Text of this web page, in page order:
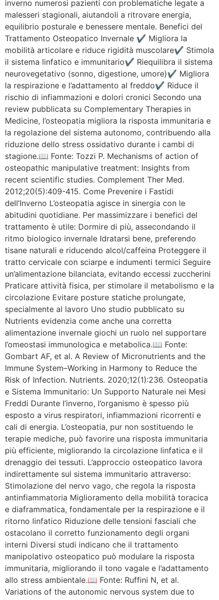
inverno numerosi pazienti con problematiche legate a
malesseri stagionali, aiutandoli a ritrovare energia,
equilibrio posturale e benessere mentale. Benefici del
Trattamento Osteopatico Invernale ✔ Migliora la
mobilità articolare e riduce rigidità muscolare✔ Stimola
il sistema linfatico e immunitario✔ Riequilibra il sistema
neurovegetativo (sonno, digestione, umore)✔ Migliora
la respirazione e l’adattamento al freddo✔ Riduce il
rischio di infiammazioni e dolori cronici Secondo una
review pubblicata su Complementary Therapies in
Medicine, l’osteopatia migliora la risposta immunitaria e
la regolazione del sistema autonomo, contribuendo alla
riduzione dello stress ossidativo durante i cambi di
stagione.📖 Fonte: Tozzi P. Mechanisms of action of
osteopathic manipulative treatment: Insights from
recent scientific studies. Complement Ther Med.
2012;20(5):409-415. Come Prevenire i Fastidi
dell’Inverno L’osteopatia agisce in sinergia con le
abitudini quotidiane. Per massimizzare i benefici del
trattamento è utile: Dormire di più, assecondando il
ritmo biologico invernale Idratarsi bene, preferendo
tisane naturali e riducendo alcol/caffeina Proteggere il
tratto cervicale con sciarpe e indumenti termici Seguire
un’alimentazione bilanciata, evitando eccessi zuccherini
Praticare attività fisica, per stimolare il metabolismo e la
circolazione Evitare posture statiche prolungate,
specialmente al lavoro Uno studio pubblicato su
Nutrients evidenzia come anche una corretta
alimentazione invernale giochi un ruolo nel supportare
l’omeostasi immunologica e metabolica.📖 Fonte:
Gombart AF, et al. A Review of Micronutrients and the
Immune System–Working in Harmony to Reduce the
Risk of Infection. Nutrients. 2020;12(1):236. Osteopatia
e Sistema Immunitario: Un Supporto Naturale nei Mesi
Freddi Durante l’inverno, l’organismo è spesso più
esposto a virus respiratori, infiammazioni ricorrenti e
cali di energia. L’osteopatia, pur non sostituendo le
terapie mediche, può favorire una risposta immunitaria
più efficiente, migliorando la circolazione linfatica e il
drenaggio dei tessuti. L’approccio osteopatico lavora
indirettamente sul sistema immunitario attraverso:
Stimolazione del nervo vago, che regola la risposta
antinfiammatoria Miglioramento della mobilità toracica
e diaframmatica, fondamentale per la respirazione e il
ritorno linfatico Riduzione delle tensioni fasciali che
ostacolano il corretto funzionamento degli organi
interni Diversi studi indicano che il trattamento
manipolativo osteopatico può modulare la risposta
immunitaria, migliorando il tono vagale e l’adattamento
allo stress ambientale.📖 Fonte: Ruffini N, et al.
Variations of the autonomic nervous system due to